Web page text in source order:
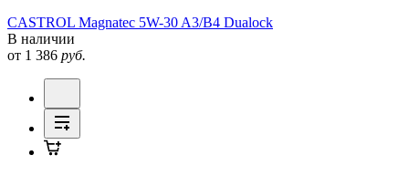
CASTROL Magnatec 5W-30 A3/B4 Dualock
В наличии
от 1 386 руб.